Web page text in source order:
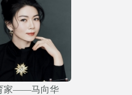
家——马向华